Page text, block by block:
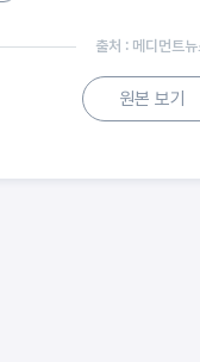
출처 : 메디먼트뉴
원본 보기